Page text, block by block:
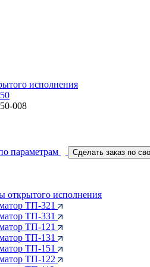
исполнения
008
параметрам Сделать заказ по
открытого исполнения
ТП-321
ТП-331
ТП-121
ТП-131
ТП-151
ТП-122